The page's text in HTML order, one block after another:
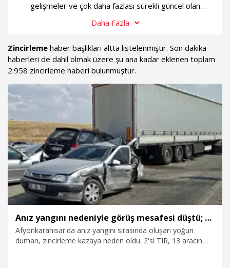
gelişmeler ve çok daha fazlası sürekli güncel olan
Daha Fazla
Zincirleme haber başlıkları altta listelenmiştir. Son dakika
haberleri de dahil olmak üzere şu ana kadar eklenen toplam
2.958 zincirleme haberi bulunmuştur.
Anız yangını nedeniyle görüş mesafesi düştü; 13 araç birbirine girdi
Afyonkarahisar'da anız yangını sırasında oluşan yoğun
duman, zincirleme kazaya neden oldu. 2'si TIR, 13 aracın